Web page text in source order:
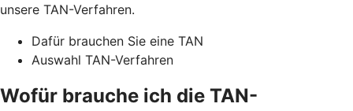
unsere TAN-Verfahren.
Dafür brauchen Sie eine TAN
Auswahl TAN-Verfahren
Wofür brauche ich die TAN-